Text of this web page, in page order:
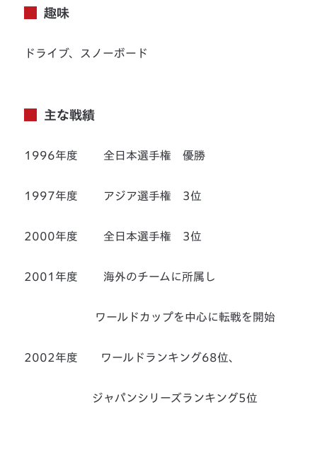
趣味
ドライブ、スノーボード
主な戦績
1996年度 全日本選手権 優勝
1997年度 アジア選手権 3位
2000年度 全日本選手権 3位
2001年度 海外のチームに所属し
ワールドカップを中心に転戦を開始
2002年度 ワールドランキング68位、
ジャパンシリーズランキング5位